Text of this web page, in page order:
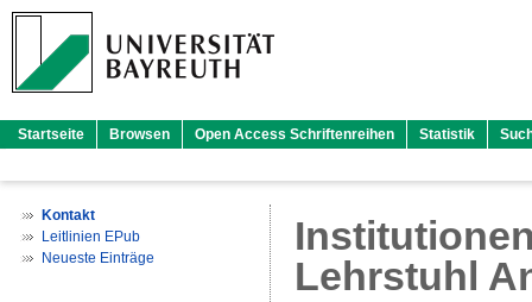
Startseite Browsen Open Access Schriftenreihen Statistik
Kontakt
Leitlinien EPub
Neueste Einträge
Lehrstuhl